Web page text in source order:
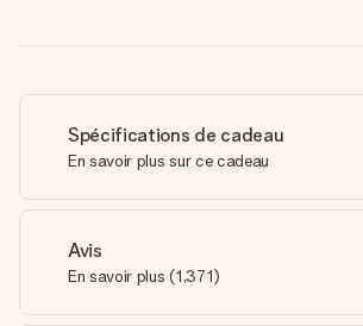
Spécifications de cadeau
En savoir plus sur ce cadeau
Avis
En savoir plus (1,371)